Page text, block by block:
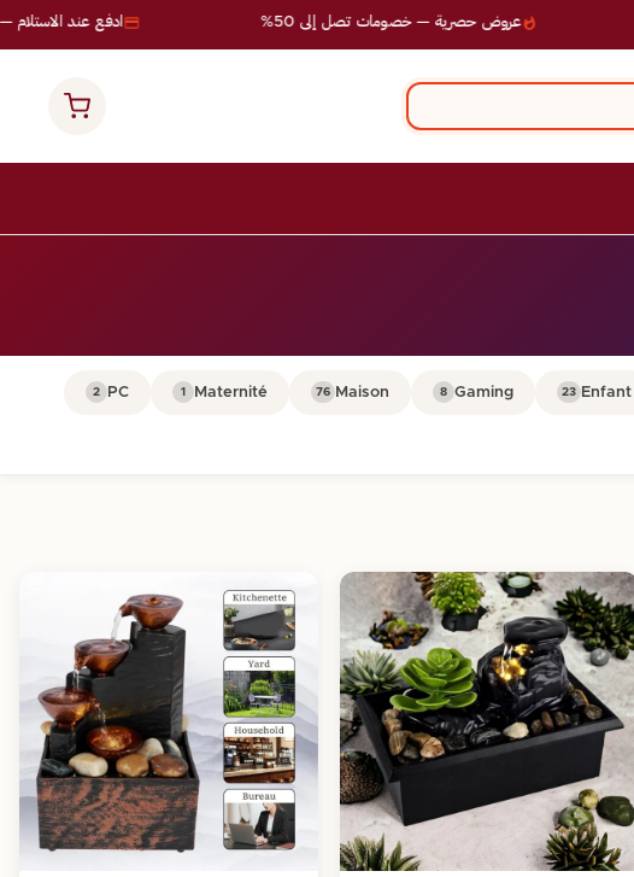
ادفع عند الاستلام — عروض حصرية — خصومات تصل إلى 50%
Enfant
23
Gaming
8
Maison
76
Maternité
1
PC
2